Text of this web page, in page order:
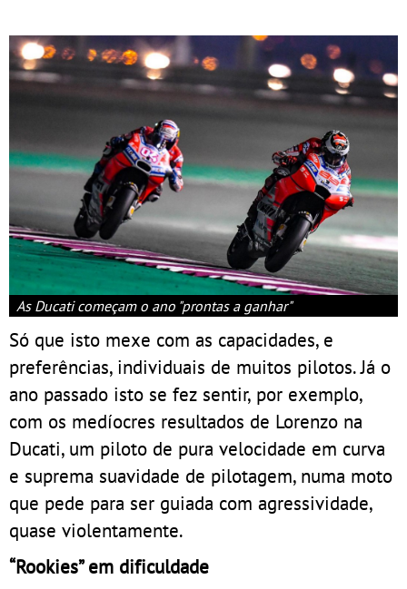
As Ducati começam o ano "prontas a ganhar"
Só que isto mexe com as capacidades, e
preferências, individuais de muitos pilotos. Já o
ano passado isto se fez sentir, por exemplo,
com os medíocres resultados de Lorenzo na
Ducati, um piloto de pura velocidade em curva
e suprema suavidade de pilotagem, numa moto
que pede para ser guiada com agressividade,
quase violentamente.
“Rookies” em dificuldade